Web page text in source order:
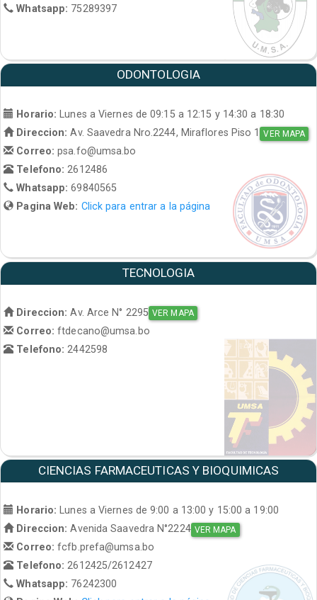
Whatsapp: 75289397
ODONTOLOGIA
Horario: Lunes a Viernes de 09:15 a 12:15 y 14:30 a 18:30
Direccion: Av. Saavedra Nro.2244, Miraflores Piso 1 VER MAPA
Correo:psa.fo@umsa.bo
Telefono:2612486
Whatsapp:69840565
Pagina Web: Click para entrar a la página
TECNOLOGIA
Direccion: Av. Arce N° 2295 VER MAPA
Correo:ftdecano@umsa.bo
Telefono: 2442598
CIENCIAS FARMACEUTICAS Y BIOQUIMICAS
Horario: Lunes a Viernes de 9:00 a 13:00 y 15:00 a 19:00
Direccion: Avenida Saavedra N°2224 VER MAPA
Correo:fcfb.prefa@umsa.bo
Telefono:2612425/2612427
Whatsapp: 76242300